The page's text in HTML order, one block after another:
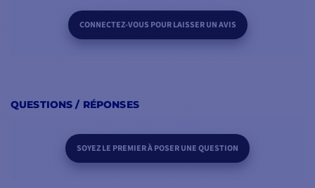
CONNECTEZ-VOUS POUR LAISSER UN AVIS
QUESTIONS / RÉPONSES
SOYEZ LE PREMIER À POSER UNE QUESTION